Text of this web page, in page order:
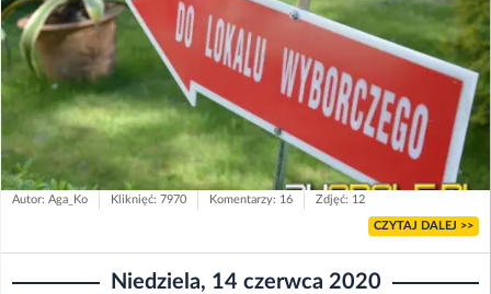
Autor: Aga_Ko Kliknięć: 7970 Komentarzy: 16 Zdjęć: 12
CZYTAJ DALEJ >>
Niedziela, 14 czerwca 2020